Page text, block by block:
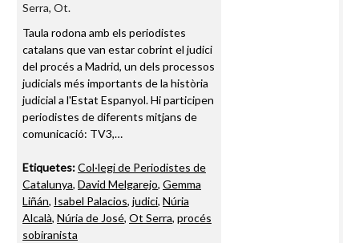
Serra, Ot.
Taula rodona amb els periodistes
catalans que van estar cobrint el judici
del procés a Madrid, un dels processos
judicials més importants de la història
judicial a l'Estat Espanyol. Hi participen
periodistes de diferents mitjans de
comunicació: TV3,…
Etiquetes:Col·legi de Periodistes de
Catalunya, David Melgarejo, Gemma
Liñán, Isabel Palacios, judici, Núria
Alcalà, Núria de José, Ot Serra, procés
sobiranista